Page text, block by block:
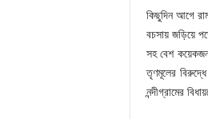
কিছুদিন আগে
বচসায় জড়িয়ে
সহ বেশ কয়েকজন
তৃণমূলের
নন্দীগ্রামের